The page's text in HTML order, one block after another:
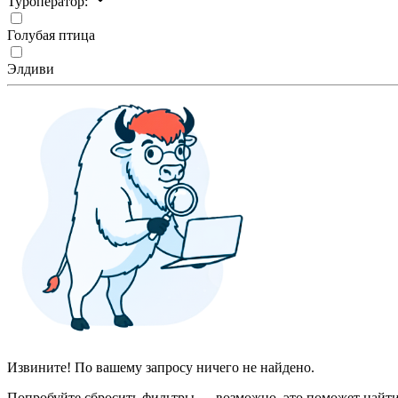
Голубая птица
Элдиви
Извините! По вашему запросу ничего не найдено.